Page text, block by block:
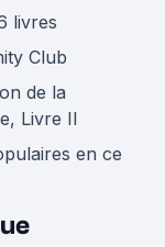
livres
Club
de la
Livre II
en ce